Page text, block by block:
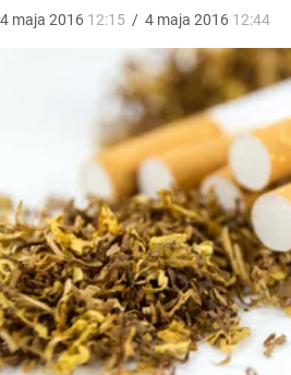
4 maja 2016 12:15 / 4 maja 2016 12:44